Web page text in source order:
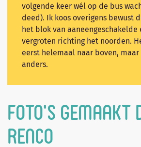
volgende keer wél op de bus
deed). Ik koos overigens bewust
het blok van aaneengeschakelde
vergroten richting het noorden.
eerst helemaal naar boven,
anders.
Foto’s gemaakt
Renco